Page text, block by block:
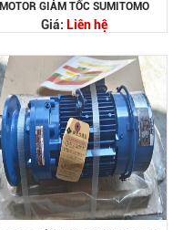
MOTOR GIẢM TỐC SUMITOMO
Giá: Liên hệ